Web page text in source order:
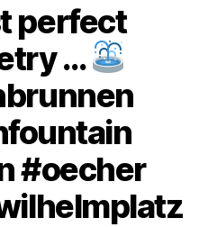
perfect
…
#oecher